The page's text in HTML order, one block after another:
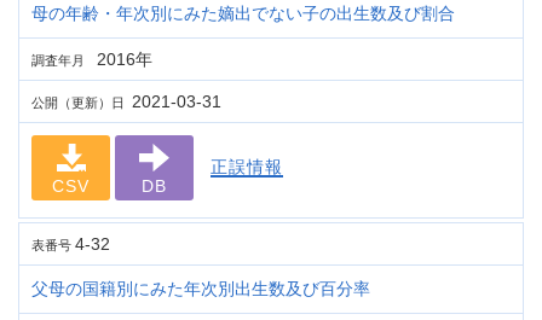
母の年齢・年次別にみた嫡出でない子の出生数及び割合
調査年月 2016年
公開（更新）日 2021-03-31
CSV DB
正誤情報
表番号 4-32
父母の国籍別にみた年次別出生数及び百分率